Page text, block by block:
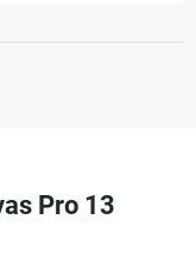
Pro 13